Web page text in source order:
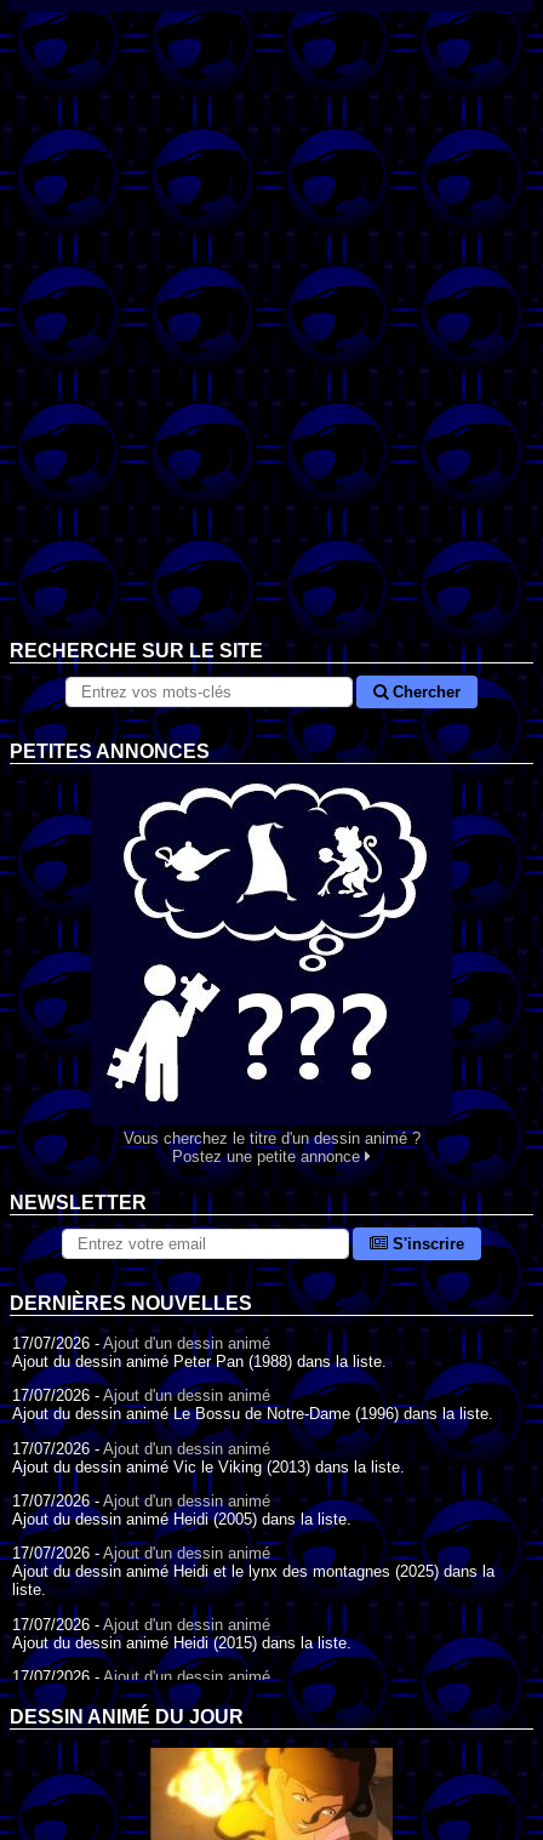
RECHERCHE SUR LE SITE
Chercher
PETITES ANNONCES
Vous cherchez le titre d'un dessin animé ?
Postez une petite annonce
NEWSLETTER
S'inscrire
DERNIÈRES NOUVELLES
17/07/2026 - Ajout d'un dessin animé
Ajout du dessin animé Peter Pan (1988) dans la liste.
17/07/2026 - Ajout d'un dessin animé
Ajout du dessin animé Le Bossu de Notre-Dame (1996) dans la liste.
17/07/2026 -Ajout d'un dessin animé
Ajout du dessin animé Vic le Viking (2013) dans la liste.
17/07/2026 -Ajout d'un dessin animé
Ajout du dessin animé Heidi (2005) dans la liste.
17/07/2026 - Ajout d'un dessin animé
Ajout du dessin animé Heidi et le lynx des montagnes (2025) dans la
liste.
17/07/2026 - Ajout d'un dessin animé
Ajout du dessin animé Heidi (2015) dans la liste.
17/07/2026 - Ajout d'un dessin animé
Ajout du dessin animé Heidi (1995) dans la liste.
09/07/2026 -Ajout d'un dessin animé
Ajout du dessin animé Genki l'Aventurier de la Chance (2006) dans la
04/07/2026 -Ajout d'un dessin animé
Ajout du dessin animé Vilain Petit Canard (2000) dans la liste.
DESSIN ANIMÉ DU JOUR